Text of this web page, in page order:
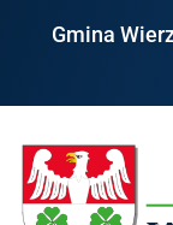
Gmina